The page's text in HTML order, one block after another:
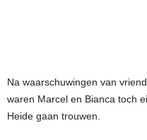
Na waarschuwingen van
waren Marcel en Bianca toch
Heide gaan trouwen.